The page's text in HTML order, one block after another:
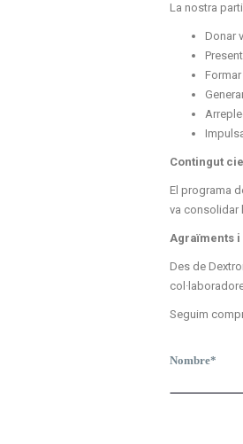
La nostra
Donar
Contingut
El programa
va consolidar
Agraïments
Des de
Seguim
Nombre*